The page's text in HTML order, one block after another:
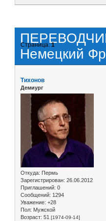
Немецкий
Страница:1
Тихонов
Демиург
Откуда: Пермь
Зарегистрирован: 26.06.2012
Приглашений: 0
Сообщений: 1294
Уважение: +28
Пол: Мужской
Возраст: 51 [1974-09-14]